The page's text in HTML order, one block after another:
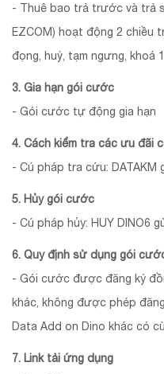
- Thuê bao trả trước và trả
EZCOM) hoạt động 2 chiều
đọng, huỷ, tạm ngưng, khoá
3. Gia hạn gói cước
- Gói cước tự động gia hạn
4. Cách kiểm tra các ưu đãi
- Cú pháp tra cứu: DATAKM
5. Hủy gói cước
- Cú pháp hủy: HUY DINO6
6. Quy định sử dụng gói
- Gói cước được đăng ký
khác, không được phép
Data Add on Dino khác có
7. Link tải ứng dụng